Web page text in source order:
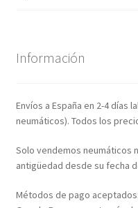
Información
Envíos a España en 2-4 días
neumáticos). Todos los
Solo vendemos neumáticos
antigüedad desde su fecha
Métodos de pago